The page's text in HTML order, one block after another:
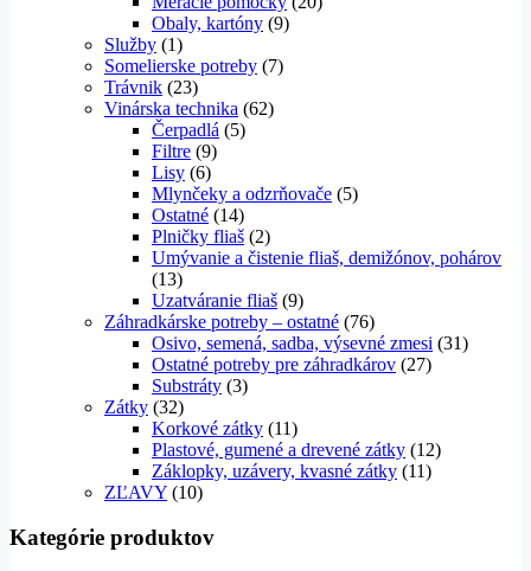
Obaly, kartóny (9)
Služby (1)
Somelierske potreby (7)
Trávnik (23)
Vinárska technika (62)
Čerpadlá (5)
Filtre (9)
Lisy (6)
Mlynčeky a odzrňovače (5)
Ostatné (14)
Plničky fliaš (2)
Umývanie a čistenie fliaš, demižónov, pohárov
(13)
Uzatváranie fliaš (9)
Záhradkárske potreby – ostatné (76)
Osivo, semená, sadba, výsevné zmesi (31)
Ostatné potreby pre záhradkárov (27)
Substráty (3)
Zátky (32)
Korkové zátky (11)
Plastové, gumené a drevené zátky (12)
Záklopky, uzávery, kvasné zátky (11)
ZĽAVY (10)
Kategórie produktov